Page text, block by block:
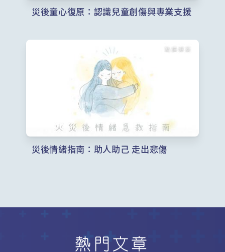
災後童心復原：認識兒童創傷與專業支援
災後情緒指南：助人助己 走出悲傷
熱門文章